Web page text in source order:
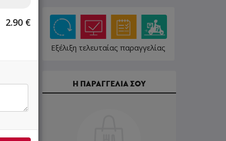
Εξέλιξη τελευταίας παραγγελίας
Η ΠΑΡΑΓΓΕΛΙΑ ΣΟΥ
2.90 €